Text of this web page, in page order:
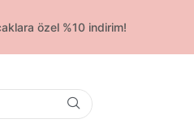
özel %10 indirim!